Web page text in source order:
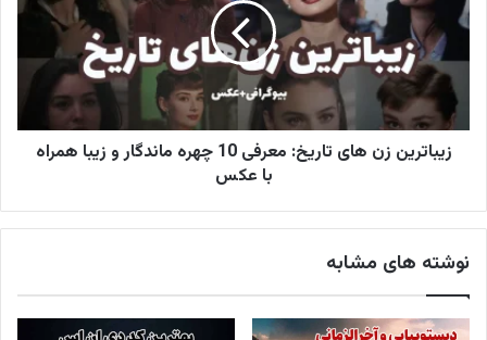
زیباترین زن های تاریخ: معرفی 10 چهره ماندگار و زیبا همراه
با عکس
نوشته های مشابه